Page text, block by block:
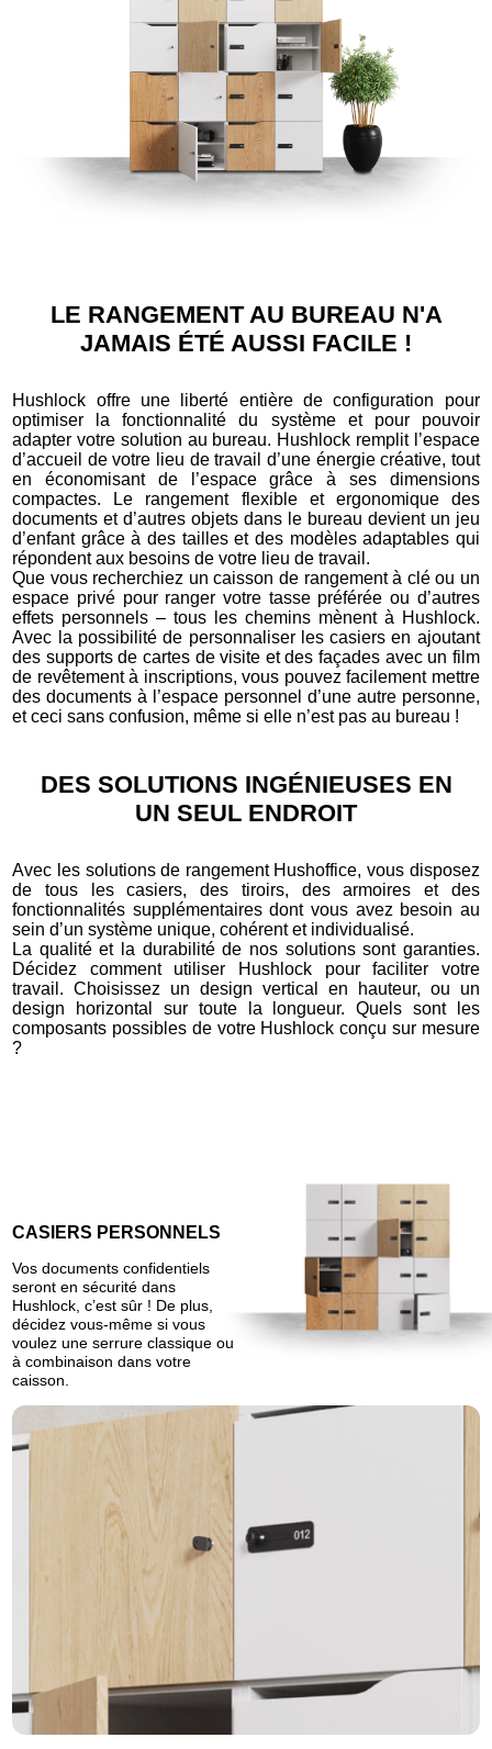
LE RANGEMENT AU BUREAU N'A
JAMAIS ÉTÉ AUSSI FACILE !
Hushlock offre une liberté entière de configuration pour
optimiser la fonctionnalité du système et pour pouvoir
adapter votre solution au bureau. Hushlock remplit l’espace
d’accueil de votre lieu de travail d’une énergie créative, tout
en économisant de l’espace grâce à ses dimensions
compactes. Le rangement flexible et ergonomique des
documents et d’autres objets dans le bureau devient un jeu
d’enfant grâce à des tailles et des modèles adaptables qui
répondent aux besoins de votre lieu de travail.
Que vous recherchiez un caisson de rangement à clé ou un
espace privé pour ranger votre tasse préférée ou d’autres
effets personnels – tous les chemins mènent à Hushlock.
Avec la possibilité de personnaliser les casiers en ajoutant
des supports de cartes de visite et des façades avec un film
de revêtement à inscriptions, vous pouvez facilement mettre
des documents à l’espace personnel d’une autre personne,
et ceci sans confusion, même si elle n’est pas au bureau !
DES SOLUTIONS INGÉNIEUSES EN
UN SEUL ENDROIT
Avec les solutions de rangement Hushoffice, vous disposez
de tous les casiers, des tiroirs, des armoires et des
fonctionnalités supplémentaires dont vous avez besoin au
sein d’un système unique, cohérent et individualisé.
La qualité et la durabilité de nos solutions sont garanties.
Décidez comment utiliser Hushlock pour faciliter votre
travail. Choisissez un design vertical en hauteur, ou un
design horizontal sur toute la longueur. Quels sont les
composants possibles de votre Hushlock conçu sur mesure
?
CASIERS PERSONNELS
Vos documents confidentiels
seront en sécurité dans
Hushlock, c’est sûr ! De plus,
décidez vous-même si vous
voulez une serrure classique ou
à combinaison dans votre
caisson.